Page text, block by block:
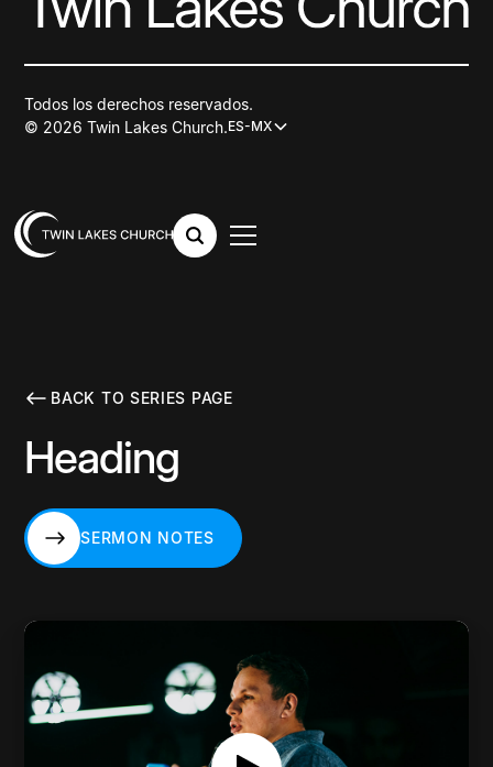
© 2026 Twin Lakes Church.ES-MX
Todos los derechos reservados.
BACK TO SERIES PAGE
Heading
SERMON NOTES